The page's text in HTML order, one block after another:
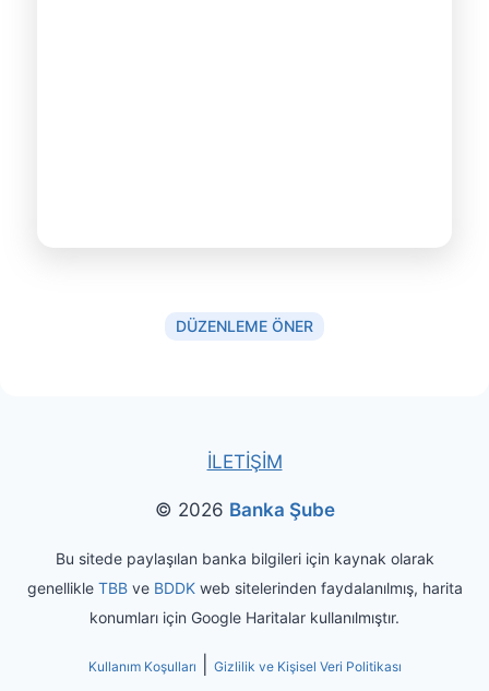
DÜZENLEME ÖNER
İLETİŞİM
© 2026 Banka Şube
Bu sitede paylaşılan banka bilgileri için kaynak olarak
genellikle TBBve BDDKweb sitelerinden faydalanılmış, harita
konumları için Google Haritalar kullanılmıştır.
Kullanım Koşulları Gizlilik ve Kişisel Veri Politikası